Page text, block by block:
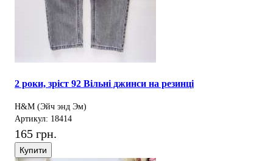
2 роки, зріст 92 Вільні джинси на резинці
H&M (Эйч энд Эм)
Артикул: 18414
165 грн.
Купити